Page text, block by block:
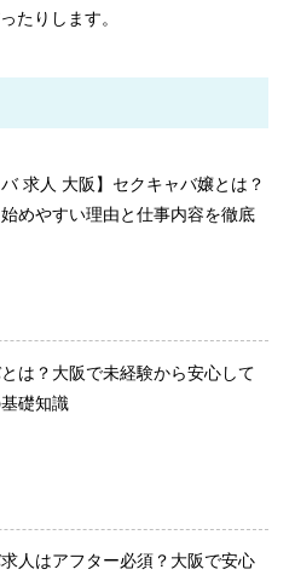
たりします。
バ 求人 大阪】セクキャバ嬢とは？
めやすい理由と仕事内容を徹底
は？大阪で未経験から安心して
礎知識
人はアフター必須？大阪で安心